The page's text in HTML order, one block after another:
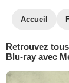
Accueil
Retrouvez
Blu-ray avec